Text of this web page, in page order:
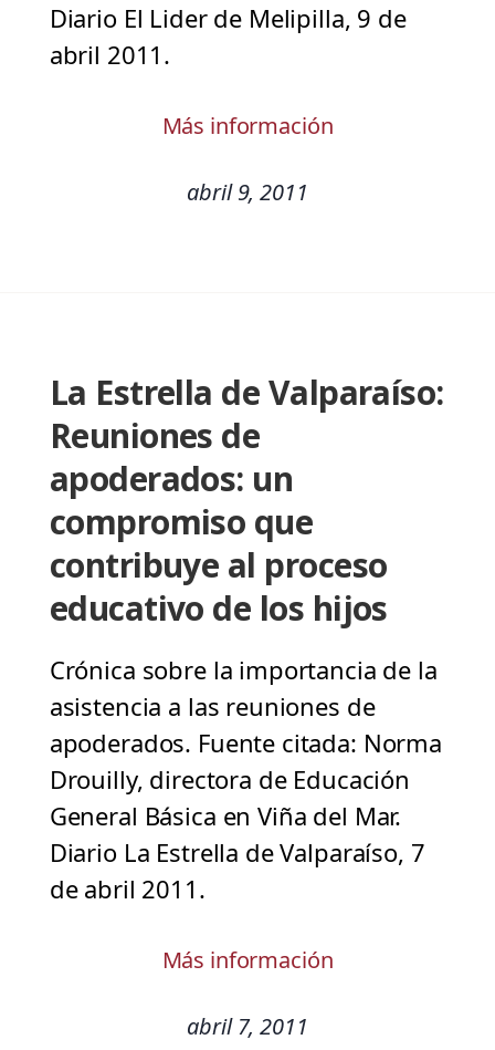
Diario El Lider de Melipilla, 9 de
abril 2011.
Más información
abril 9, 2011
La Estrella de Valparaíso:
Reuniones de
apoderados: un
compromiso que
contribuye al proceso
educativo de los hijos
Crónica sobre la importancia de la
asistencia a las reuniones de
apoderados. Fuente citada: Norma
Drouilly, directora de Educación
General Básica en Viña del Mar.
Diario La Estrella de Valparaíso, 7
de abril 2011.
Más información
abril 7, 2011